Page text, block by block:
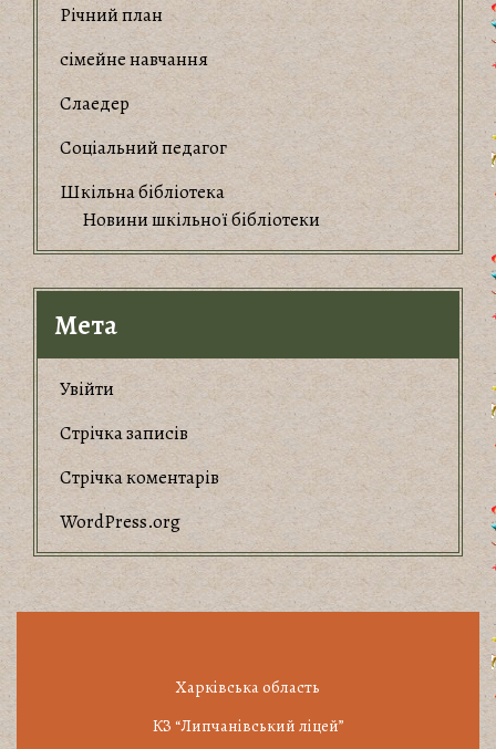
Річний план
сімейне навчання
Слаедер
Соціальний педагог
Шкільна бібліотека
Новини шкільної бібліотеки
Мета
Увійти
Стрічка записів
Стрічка коментарів
WordPress.org
Харківська область
КЗ “Липчанівський ліцей”